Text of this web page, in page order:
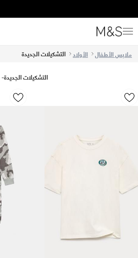
ملابس الأطفال الأولاد
التشكيلات الجديدة
التشكيلات الجديدة-